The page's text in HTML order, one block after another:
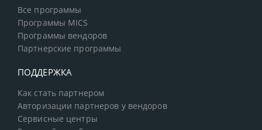
Все программы
Программы MICS
Программы вендоров
Партнерские программы
ПОДДЕРЖКА
Как стать партнером
Авторизации партнеров у вендоров
Сервисные центры